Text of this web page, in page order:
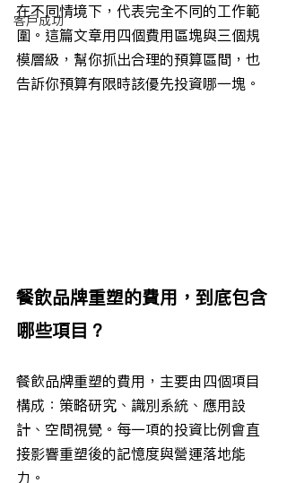
客戶成功
在不同情境下，代表完全不同的工作範
圍。這篇文章用四個費用區塊與三個規
模層級，幫你抓出合理的預算區間，也
告訴你預算有限時該優先投資哪一塊。
餐飲品牌重塑的費用，到底包含
哪些項目？
餐飲品牌重塑的費用，主要由四個項目
構成：策略研究、識別系統、應用設
計、空間視覺。每一項的投資比例會直
接影響重塑後的記憶度與營運落地能
力。